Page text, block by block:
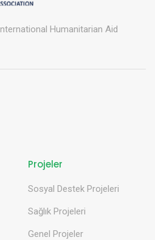
Humanitarian Aid
Projeler
Sosyal Destek Projeleri
Sağlık Projeleri
Genel Projeler